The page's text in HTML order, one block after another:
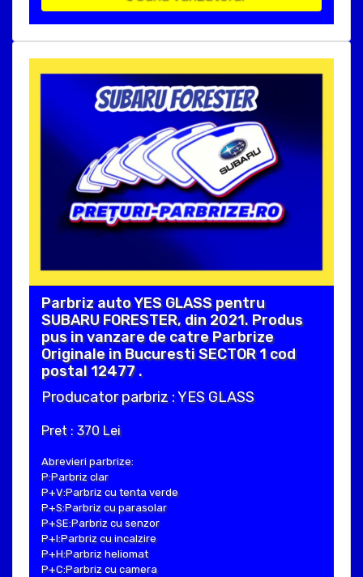
Parbriz auto YES GLASS pentru
SUBARU FORESTER, din 2021. Produs
pus in vanzare de catre Parbrize
Originale in Bucuresti SECTOR 1 cod
postal 12477 .
Producator parbriz : YES GLASS
Pret : 370 Lei
Abrevieri parbrize:
P:Parbriz clar
P+V:Parbriz cu tenta verde
P+S:Parbriz cu parasolar
P+SE:Parbriz cu senzor
P+I:Parbriz cu incalzire
P+H:Parbriz heliomat
P+C:Parbriz cu camera